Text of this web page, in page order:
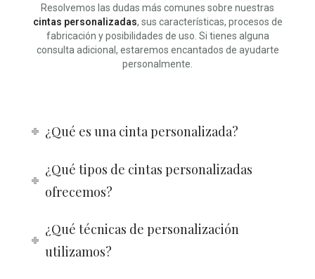
Resolvemos las dudas más comunes sobre nuestras
cintas personalizadas, sus características, procesos de
fabricación y posibilidades de uso. Si tienes alguna
consulta adicional, estaremos encantados de ayudarte
personalmente.
¿Qué es una cinta personalizada?
¿Qué tipos de cintas personalizadas
ofrecemos?
¿Qué técnicas de personalización
utilizamos?